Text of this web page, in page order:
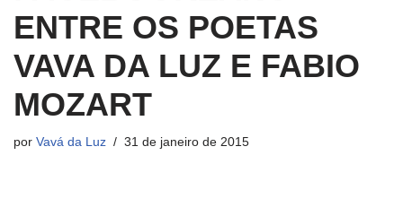
ENTRE OS POETAS
VAVA DA LUZ E FABIO
MOZART
por Vavá da Luz 31 de janeiro de 2015